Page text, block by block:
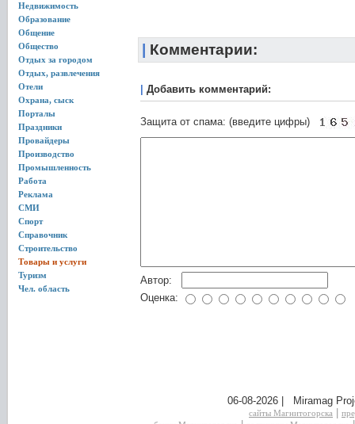
Недвижимость
Образование
Общение
Общество
Отдых за городом
Отдых, развлечения
Отели
Охрана, сыск
Порталы
Праздники
Провайдеры
Производство
Промышленность
Работа
Реклама
СМИ
Спорт
Справочник
Строительство
Товары и услуги
Туризм
Чел. область
Комментарии:
Добавить комментарий:
Защита от спама: (введите цифры)
Автор:
Оценка:
06-08-2026 | Miramag
сайты Магнитогорска